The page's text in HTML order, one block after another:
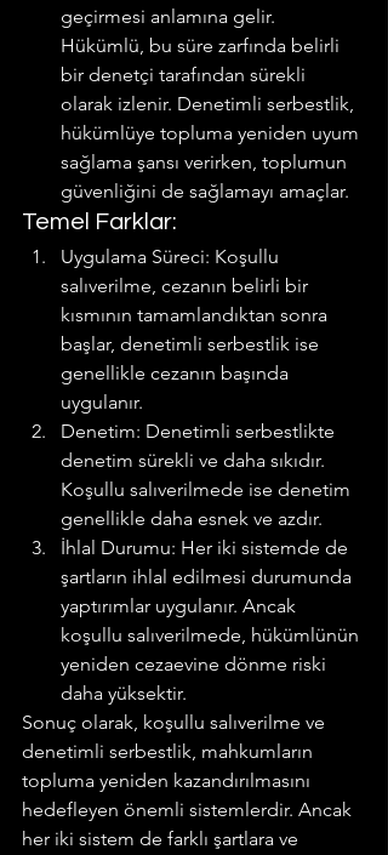
geçirmesi anlamına gelir.
Hükümlü, bu süre zarfında belirli
bir denetçi tarafından sürekli
olarak izlenir. Denetimli serbestlik,
hükümlüye topluma yeniden uyum
sağlama şansı verirken, toplumun
güvenliğini de sağlamayı amaçlar.
Temel Farklar:
Uygulama Süreci: Koşullu
salıverilme, cezanın belirli bir
kısmının tamamlandıktan sonra
başlar, denetimli serbestlik ise
genellikle cezanın başında
uygulanır.
Denetim: Denetimli serbestlikte
denetim sürekli ve daha sıkıdır.
Koşullu salıverilmede ise denetim
genellikle daha esnek ve azdır.
İhlal Durumu: Her iki sistemde de
şartların ihlal edilmesi durumunda
yaptırımlar uygulanır. Ancak
koşullu salıverilmede, hükümlünün
yeniden cezaevine dönme riski
daha yüksektir.
Sonuç olarak, koşullu salıverilme ve
denetimli serbestlik, mahkumların
topluma yeniden kazandırılmasını
hedefleyen önemli sistemlerdir. Ancak
her iki sistem de farklı şartlara ve